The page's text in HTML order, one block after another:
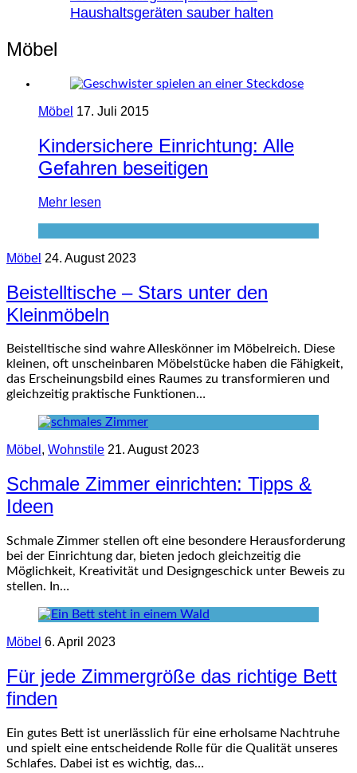
Haushaltsgeräten sauber halten
Möbel
Möbel 17. Juli 2015
Kindersichere Einrichtung: Alle
Gefahren beseitigen
Mehr lesen
Möbel 24. August 2023
Beistelltische – Stars unter den
Kleinmöbeln
Beistelltische sind wahre Alleskönner im Möbelreich. Diese
kleinen, oft unscheinbaren Möbelstücke haben die Fähigkeit,
das Erscheinungsbild eines Raumes zu transformieren und
gleichzeitig praktische Funktionen…
Möbel , Wohnstile 21. August 2023
Schmale Zimmer einrichten: Tipps &
Ideen
Schmale Zimmer stellen oft eine besondere Herausforderung
bei der Einrichtung dar, bieten jedoch gleichzeitig die
Möglichkeit, Kreativität und Designgeschick unter Beweis zu
stellen. In…
Möbel 6. April 2023
Für jede Zimmergröße das richtige Bett
finden
Ein gutes Bett ist unerlässlich für eine erholsame Nachtruhe
und spielt eine entscheidende Rolle für die Qualität unseres
Schlafes. Dabei ist es wichtig, das…